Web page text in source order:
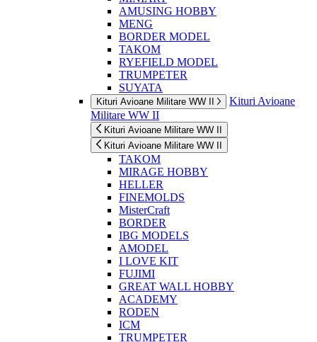
AMUSING HOBBY
MENG
BORDER MODEL
TAKOM
RYEFIELD MODEL
TRUMPETER
SUYATA
Kituri Avioane Militare WW II
Kituri Avioane
Militare WW II
Kituri Avioane Militare WW II
Kituri Avioane Militare WW II
TAKOM
MIRAGE HOBBY
HELLER
FINEMOLDS
MisterCraft
BORDER
IBG MODELS
AMODEL
I LOVE KIT
FUJIMI
GREAT WALL HOBBY
ACADEMY
RODEN
ICM
TRUMPETER